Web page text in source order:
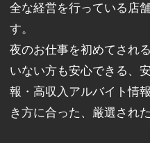
全な経営を行っている店
す。
夜のお仕事を初めてされ
いない方も安心できる、
報・高収入アルバイト情
き方に合った、厳選され